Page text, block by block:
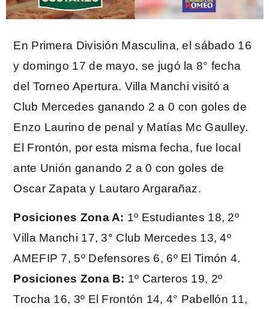
En Primera División Masculina, el sábado 16
y domingo 17 de mayo, se jugó la 8° fecha
del Torneo Apertura. Villa Manchi visitó a
Club Mercedes ganando 2 a 0 con goles de
Enzo Laurino de penal y Matías Mc Gaulley.
El Frontón, por esta misma fecha, fue local
ante Unión ganando 2 a 0 con goles de
Oscar Zapata y Lautaro Argarañaz.
Posiciones Zona A: 1º Estudiantes 18, 2º
Villa Manchi 17, 3° Club Mercedes 13, 4º
AMEFIP 7, 5º Defensores 6, 6º El Timón 4.
Posiciones Zona B: 1º Carteros 19, 2º
Trocha 16, 3º El Frontón 14, 4° Pabellón 11,